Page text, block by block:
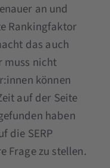
an und
Rankingfaktor
das auch
muss nicht
können
auf der Seite
haben
die SERP
Frage zu stellen.